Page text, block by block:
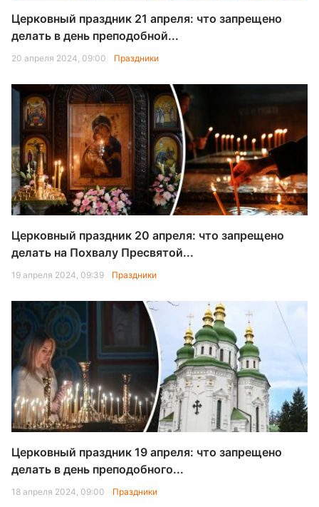
Церковный праздник 21 апреля: что запрещено
делать в день преподобной...
20 апреля 2024, 09:00 Праздники
Церковный праздник 20 апреля: что запрещено
делать на Похвалу Пресвятой...
19 апреля 2024, 09:39 Праздники
Церковный праздник 19 апреля: что запрещено
делать в день преподобного...
18 апреля 2024, 09:00 Праздники